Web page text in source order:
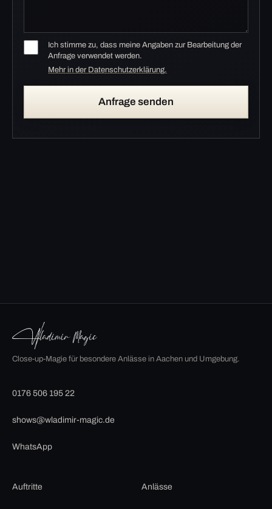
Ich stimme zu, dass meine Angaben zur Bearbeitung der
Anfrage verwendet werden.
Mehr in der Datenschutzerklärung.
Anfrage senden
Close-up-Magie für besondere Anlässe in Aachen und Umgebung.
0176 506 195 22
shows@wladimir-magic.de
WhatsApp
Auftritte Anlässe